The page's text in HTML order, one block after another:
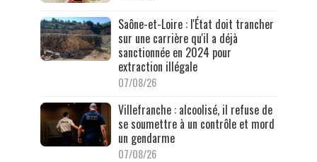
Saône-et-Loire : l'État doit trancher
sur une carrière qu'il a déjà
sanctionnée en 2024 pour
extraction illégale
07/08/26
Villefranche : alcoolisé, il refuse de
se soumettre à un contrôle et mord
un gendarme
07/08/26